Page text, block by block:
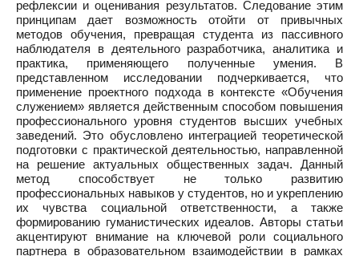
рефлексии и оценивания результатов. Следование этим
принципам дает возможность отойти от привычных
методов обучения, превращая студента из пассивного
наблюдателя в деятельного разработчика, аналитика и
практика, применяющего полученные умения. В
представленном исследовании подчеркивается, что
применение проектного подхода в контексте «Обучения
служением» является действенным способом повышения
профессионального уровня студентов высших учебных
заведений. Это обусловлено интеграцией теоретической
подготовки с практической деятельностью, направленной
на решение актуальных общественных задач. Данный
метод способствует не только развитию
профессиональных навыков у студентов, но и укреплению
их чувства социальной ответственности, а также
формированию гуманистических идеалов. Авторы статьи
акцентируют внимание на ключевой роли социального
партнера в образовательном взаимодействии в рамках